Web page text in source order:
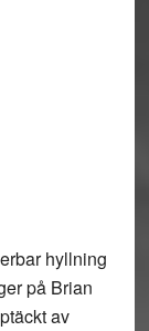
hyllning
på Brian
av